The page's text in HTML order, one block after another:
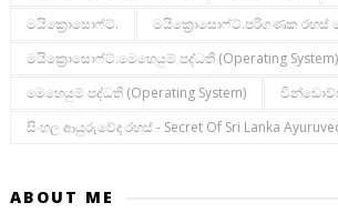
මයික්‍රොසොෆ්ට්.
මයික්‍රොසොෆ්ට්.පරිගණක රහස්
මයික්‍රොසොෆ්ට්.මෙහෙයුම් පද්ධති (operating System)
මෙහෙයුම් පද්ධති (operating System)
සිංහල ආයුරුවේද රහස් - Secret Of Sri Lanka
ABOUT ME